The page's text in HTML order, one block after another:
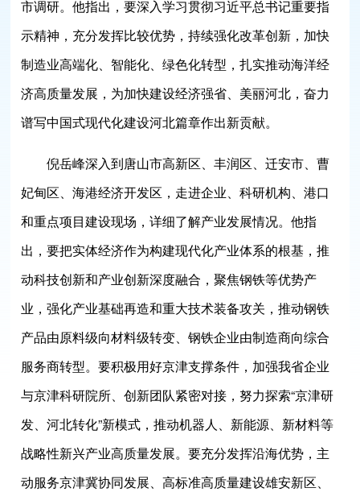
市调研。他指出，要深入学习贯彻习近平总书记重要指
示精神，充分发挥比较优势，持续强化改革创新，加快
制造业高端化、智能化、绿色化转型，扎实推动海洋经
济高质量发展，为加快建设经济强省、美丽河北，奋力
谱写中国式现代化建设河北篇章作出新贡献。
倪岳峰深入到唐山市高新区、丰润区、迁安市、曹
妃甸区、海港经济开发区，走进企业、科研机构、港口
和重点项目建设现场，详细了解产业发展情况。他指
出，要把实体经济作为构建现代化产业体系的根基，推
动科技创新和产业创新深度融合，聚焦钢铁等优势产
业，强化产业基础再造和重大技术装备攻关，推动钢铁
产品由原料级向材料级转变、钢铁企业由制造商向综合
服务商转型。要积极用好京津支撑条件，加强我省企业
与京津科研院所、创新团队紧密对接，努力探索“京津研
发、河北转化”新模式，推动机器人、新能源、新材料等
战略性新兴产业高质量发展。要充分发挥沿海优势，主
动服务京津冀协同发展、高标准高质量建设雄安新区、